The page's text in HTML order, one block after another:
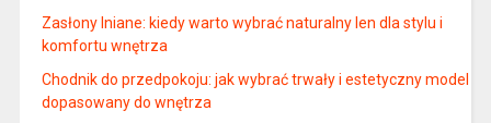
Zasłony lniane: kiedy warto wybrać naturalny len dla stylu i
komfortu wnętrza
Chodnik do przedpokoju: jak wybrać trwały i estetyczny model
dopasowany do wnętrza